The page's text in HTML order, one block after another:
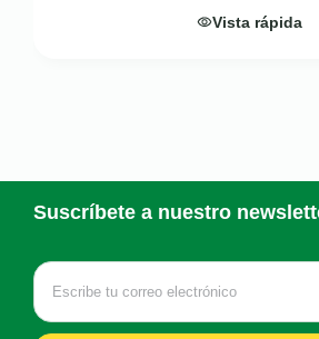
Vista rápida
Suscríbete a nuestro